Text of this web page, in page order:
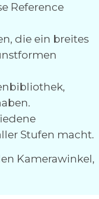
Reference
die ein breites
Stufen macht.
Kamerawinkel,